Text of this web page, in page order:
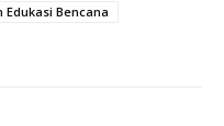
Edukasi Bencana